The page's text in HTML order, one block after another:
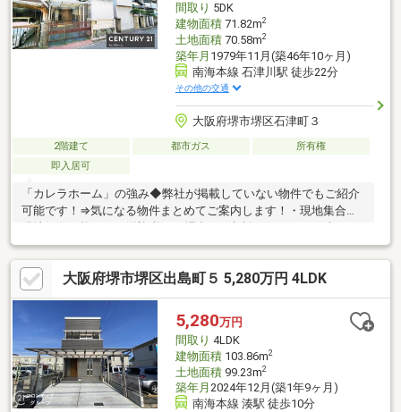
間取り 5DK
建物面積71.82m2
土地面積70.58m2
築年月 1979年11月(築46年10ヶ月)
南海本線 石津川駅 徒歩22分
その他の交通
大阪府堺市堺区石津町３
2階建て 都市ガス
所有権
即入居可
「カレラホーム」の強み◆弊社が掲載していない物件でもご紹介
可能です！⇒気になる物件まとめてご案内します！・現地集合、
現地解散可能です！送迎必要な場合はご相談ください。・当日の
ご予約もお気軽にご相談ください。◆弊社グループ会社にて、注
文建築も可能です。ご予算に合わせてご提案いたします♪ ◆お客
様のご都合に合わせてご案内『ローン相談だけ』『お家の中だけ
見てみたい』などご要望にお応えいたします！堺市を中心に南大
阪でのおうち探しはカレラホームにお任せください！
大阪府堺市堺区出島町５ 5,280万円 4LDK
5,280万円
間取り 4LDK
建物面積103.86m2
土地面積99.23m2
築年月 2024年12月(築1年9ヶ月)
南海本線 湊駅 徒歩10分